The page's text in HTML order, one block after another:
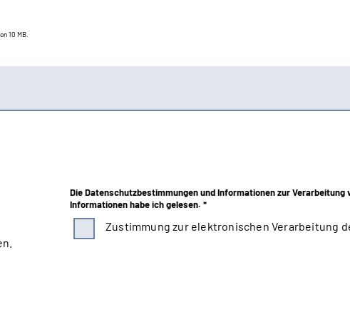
10 MB.
Die Datenschutzbestimmungen und Informationen zur Verarbeitung
Informationen habe ich gelesen. *
Zustimmung zur elektronischen Verarbeitung